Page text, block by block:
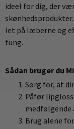
ideel for dig, der
let på læberne og
tung.
Sådan bruger du
Sørg for, at
Påfør
medfølgende
Brug alene